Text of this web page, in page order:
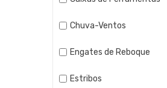
Chuva-Ventos
Engates de Reboque
Estribos